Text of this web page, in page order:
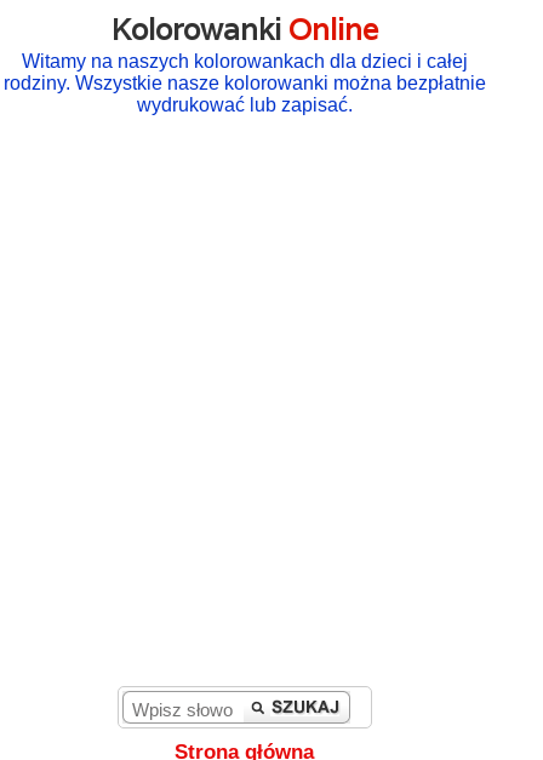
Kolorowanki Online
Witamy na naszych kolorowankach dla dzieci i całej
rodziny. Wszystkie nasze kolorowanki można bezpłatnie
wydrukować lub zapisać.
Strona główna